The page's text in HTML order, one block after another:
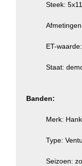
Steek:
ET-
Staat:
Banden:
Merk:
Type:
Seizoen: